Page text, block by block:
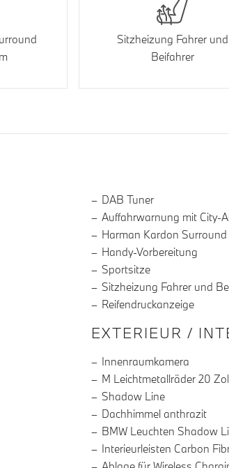
Sitzheizung Fahrer und
Beifahrer
DAB Tuner
Auffahrwarnung mit City-
Harman Kardon
Handy-Vorbereitung
Sportsitze
Sitzheizung Fahrer und
Reifendruckanzeige
EXTERIEUR /
Innenraumkamera
M Leichtmetallräder 20
Shadow Line
Dachhimmel anthrazit
BMW Leuchten Shadow
Interieurleisten Carbon